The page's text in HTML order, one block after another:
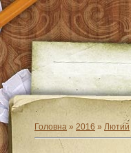
Головна » 2016 » Лютий